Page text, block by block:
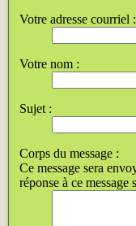
Votre adresse courriel :
Votre nom :
Sujet :
Corps du message :
Ce message sera
réponse à ce message